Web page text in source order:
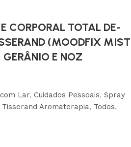
CORPORAL TOTAL DE-
(MOODFIX MIST
E NOZ
Lar, Cuidados Pessoais, Spray
Tisserand Aromaterapia, Todos,